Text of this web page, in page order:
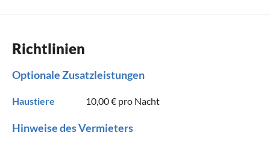
Richtlinien
Optionale Zusatzleistungen
Haustiere 10,00 € pro Nacht
Hinweise des Vermieters